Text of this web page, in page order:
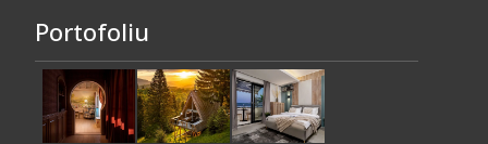
Portofoliu